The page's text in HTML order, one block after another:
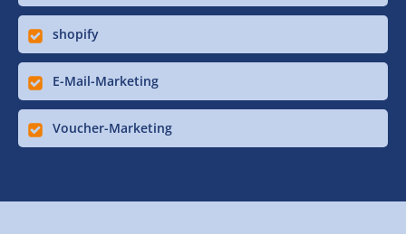
shopify
E-Mail-Marketing
Voucher-Marketing